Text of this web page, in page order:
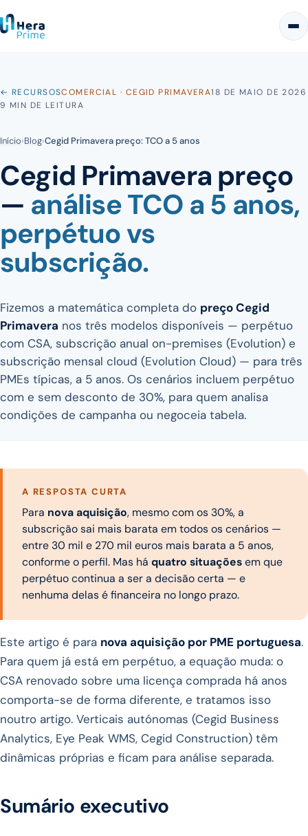
← RECURSOSCOMERCIAL · CEGID PRIMAVERA18 DE MAIO DE 2026
9 MIN DE LEITURA
Início›Blog›Cegid Primavera preço: TCO a 5 anos
Cegid Primavera preço
— análise TCO a 5 anos,
perpétuo vs
subscrição.
Fizemos a matemática completa do preço Cegid
Primavera nos três modelos disponíveis — perpétuo
com CSA, subscrição anual on-premises (Evolution) e
subscrição mensal cloud (Evolution Cloud) — para três
PMEs típicas, a 5 anos. Os cenários incluem perpétuo
com e sem desconto de 30%, para quem analisa
condições de campanha ou negoceia tabela.
A RESPOSTA CURTA
Para nova aquisição, mesmo com os 30%, a
subscrição sai mais barata em todos os cenários —
entre 30 mil e 270 mil euros mais barata a 5 anos,
conforme o perfil. Mas há quatro situaçõesem que
perpétuo continua a ser a decisão certa — e
nenhuma delas é financeira no longo prazo.
Este artigo é para nova aquisição por PME portuguesa.
Para quem já está em perpétuo, a equação muda: o
CSA renovado sobre uma licença comprada há anos
comporta-se de forma diferente, e tratamos isso
noutro artigo. Verticais autónomas (Cegid Business
Analytics, Eye Peak WMS, Cegid Construction) têm
dinâmicas próprias e ficam para análise separada.
Sumário executivo